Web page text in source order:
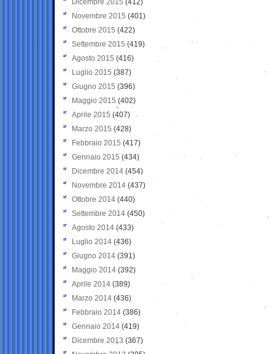
Dicembre 2015 (412)
Novembre 2015 (401)
Ottobre 2015 (422)
Settembre 2015 (419)
Agosto 2015 (416)
Luglio 2015 (387)
Giugno 2015 (396)
Maggio 2015 (402)
Aprile 2015 (407)
Marzo 2015 (428)
Febbraio 2015 (417)
Gennaio 2015 (434)
Dicembre 2014 (454)
Novembre 2014 (437)
Ottobre 2014 (440)
Settembre 2014 (450)
Agosto 2014 (433)
Luglio 2014 (436)
Giugno 2014 (391)
Maggio 2014 (392)
Aprile 2014 (389)
Marzo 2014 (436)
Febbraio 2014 (386)
Gennaio 2014 (419)
Dicembre 2013 (367)